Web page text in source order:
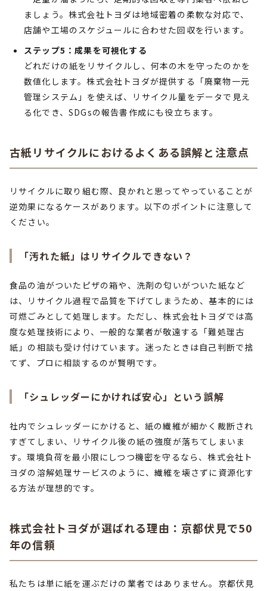
ましょう。株式会社トヨダは地域密着の柔軟な対応で、
店舗や工場のスケジュールに合わせた回収を行います。
ステップ5：成果を可視化する
どれだけの紙をリサイクルし、何本の木を守ったのかを
数値化します。株式会社トヨダが提供する「廃棄物一元
管理システム」を使えば、リサイクル量をデータで見え
る化でき、SDGsの報告書作成にも役立ちます。
古紙リサイクルにおけるよくある誤解と注意点
リサイクルに取り組む際、良かれと思ってやっていることが
逆効果になるケースがあります。以下のポイントに注意して
ください。
「汚れた紙」はリサイクルできない？
食品の油がついたピザの箱や、洗剤の匂いがついた紙など
は、リサイクル過程で品質を下げてしまうため、基本的には
可燃ごみとして処理します。ただし、株式会社トヨダでは高
度な処理技術により、一般的な業者が敬遠する「難処理古
紙」の相談も受け付けています。迷ったときは自己判断で捨
てず、プロに相談するのが賢明です。
「シュレッダーにかければ安心」という誤解
社内でシュレッダーにかけると、紙の繊維が細かく裁断され
すぎてしまい、リサイクル後の紙の強度が落ちてしまいま
す。環境負荷を最小限にしつつ機密を守るなら、株式会社ト
ヨダの溶解処理サービスのように、繊維を壊さずに資源化す
る方法が理想的です。
株式会社トヨダが選ばれる理由：京都伏見で50
年の信頼
私たちは単に紙を運ぶだけの業者ではありません。京都伏見